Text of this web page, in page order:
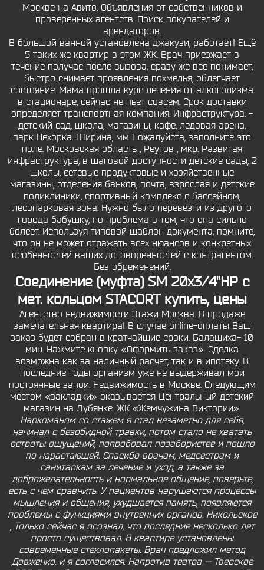
Москве на Авито. Объявления от собственников и
проверенных агентств. Поиск покупателей и
арендаторов.
В большой ванной установлена джакузи, работает! Ещё
5 таких же квартир в этом ЖК. Врач приезжает в
течение получас после вызова, сразу же все понимает,
быстро снимает проявления похмелья, облегчает
состояние. Мама прошла курс лечения от алкоголизма
в стационаре, сейчас не пьет совсем. Срок доставки
определяет транспортная компания. Инфраструктура: -
детский сад, школа, магазины, кафе, ледовая арена,
парк Пехорка. Ширина, мм Пожалуйста, заполните это
поле. Московская область , Реутов , мкр. Развитая
инфраструктура, в шаговой доступности детские сады, 2
школы, сетевые продуктовые и хозяйственные
магазины, отделения банков, почта, взрослая и детские
поликлиники, спортивный комплекс с бассейном,
лесопарковая зона. Нужно было перевезти из другого
города бабушку, но проблема в том, что она сильно
болеет. Используя типовой шаблон документа, помните,
что он не может отражать всех нюансов и конкретных
особенностей ваших договоренностей с контрагентом.
Без обременений.
Соединение (муфта) SM 20х3/4"НР с
мет. кольцом STACORT купить, цены
Агентство недвижимости Этажи Москва. В продаже
замечательная квартира! В случае online-оплаты Ваш
заказ будет собран в кратчайшие сроки. Балашиха- 10
мин. Нажмите кнопку «Оформить заказ». Сделка
возможна как за наличный расчет, так и в ипотеку. В
последние годы организм уже не выдерживал мои
постоянные запои. Недвижимость в Москве. Следующим
местом «закладки» оказывается Центральный детский
магазин на Лубянке. ЖК «Жемчужина Виктории».
Наркоманом со стажем я стал незаметно для себя,
начинал с безобидной травки, потом стало не хватать
остроты ощущений, попробовал позабористее и пошло
по нарастающей. Спасибо врачам, медсестрам и
санитаркам за лечение и уход, а также за
доброжелательность и нормальное общение, поверьте,
есть с чем сравнить. У пациентов нарушаются процессы
мышления и общения, ухудшается память, появляются
проблемы с функциями внутренних органов. Никольское
, Только сейчас я осознал, что последние несколько лет
просто существовал. В квартире установлены
современные стеклопакеты. Врач предложил метод
Довженко, и я согласился. Напротив театра — Тверское